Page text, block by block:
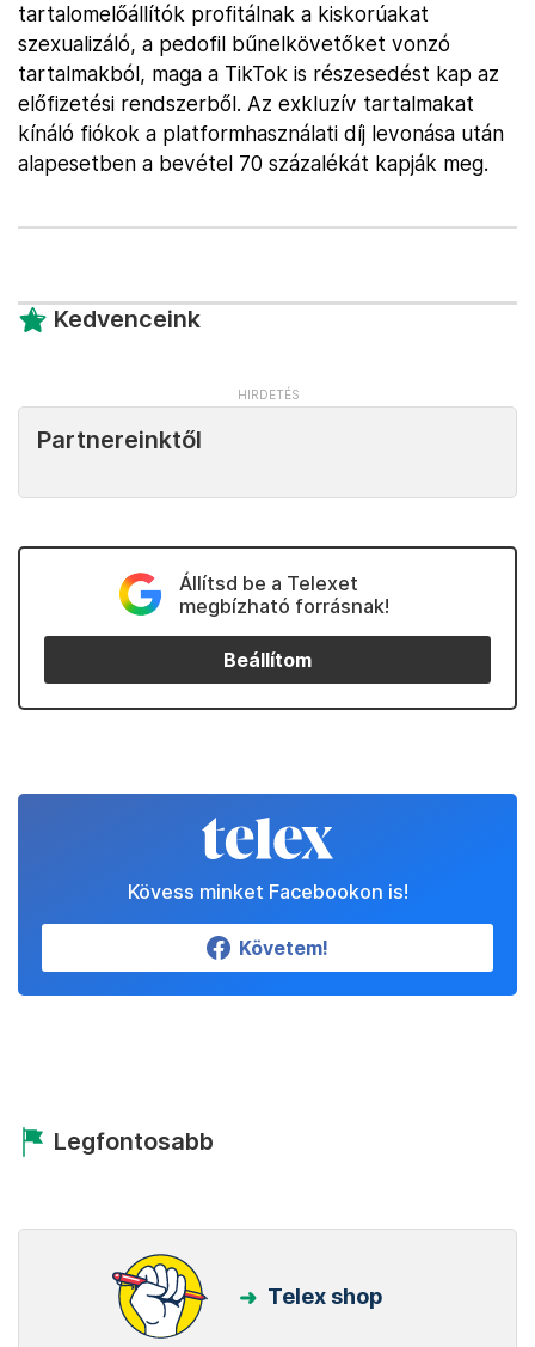
tartalomelőállítók profitálnak a kiskorúakat
szexualizáló, a pedofil bűnelkövetőket vonzó
tartalmakból, maga a TikTok is részesedést kap az
előfizetési rendszerből. Az exkluzív tartalmakat
kínáló fiókok a platformhasználati díj levonása után
alapesetben a bevétel 70 százalékát kapják meg.
Kedvenceink
Partnereinktől
Állítsd be a Telexet
megbízható forrásnak!
Beállítom
Kövess minket Facebookon is!
Követem!
Legfontosabb
Telex shop